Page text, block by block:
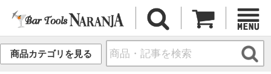
商品カテゴリを見る